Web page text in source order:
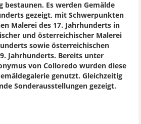
bestaunen. Es werden Gemälde
gezeigt, mit Schwerpunkten
Malerei des 17. Jahrhunderts in
und österreichischer Malerei
sowie österreichischen
Jahrhunderts. Bereits unter
von Colloredo wurden diese
genutzt. Gleichzeitig
Sonderausstellungen gezeigt.